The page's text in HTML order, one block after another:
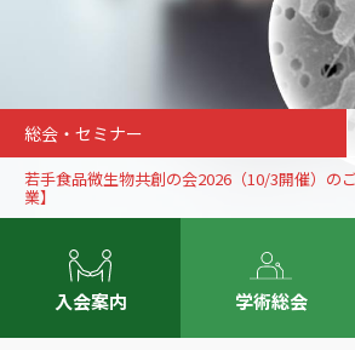
総会・セミナー
若手食品微生物共創の会2026（10/3開催）の
業】
入会案内 学術総会